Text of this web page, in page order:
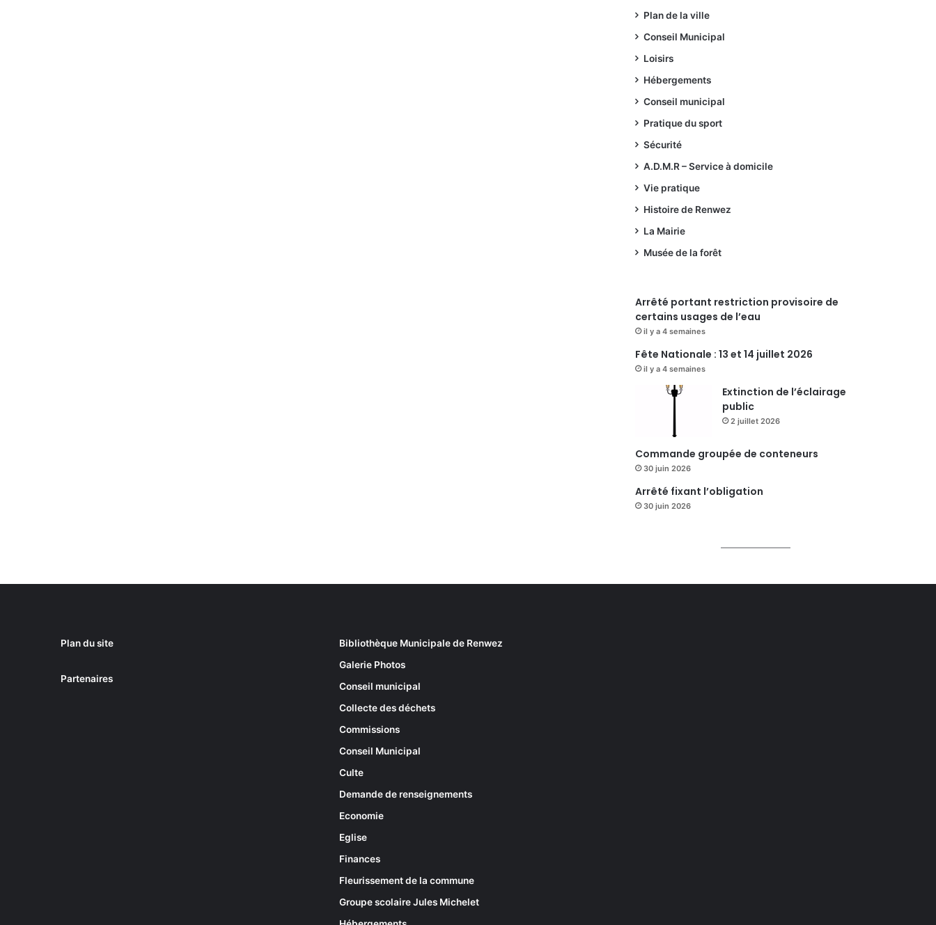
Plan de la ville
Conseil Municipal
Loisirs
Hébergements
Conseil municipal
Pratique du sport
Sécurité
A.D.M.R – Service à domicile
Vie pratique
Histoire de Renwez
La Mairie
Musée de la forêt
Arrêté portant restriction provisoire de
certains usages de l’eau
il y a 4 semaines
Fête Nationale : 13 et 14 juillet 2026
il y a 4 semaines
Extinction de l’éclairage
public
2 juillet 2026
Commande groupée de conteneurs
30 juin 2026
Arrêté fixant l’obligation
30 juin 2026
Plan du site
Partenaires
Bibliothèque Municipale de Renwez
Galerie Photos
Conseil municipal
Collecte des déchets
Commissions
Conseil Municipal
Culte
Demande de renseignements
Economie
Eglise
Finances
Fleurissement de la commune
Groupe scolaire Jules Michelet